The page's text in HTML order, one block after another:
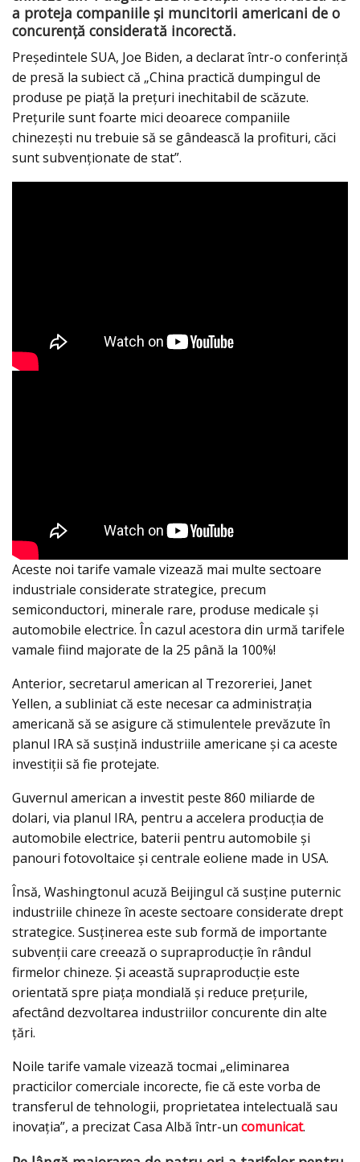
a proteja companiile şi muncitorii americani de o
concurență considerată incorectă.
Președintele SUA, Joe Biden, a declarat într-o conferință
de presă la subiect că „China practică dumpingul de
produse pe piață la prețuri inechitabil de scăzute.
Prețurile sunt foarte mici deoarece companiile
chinezești nu trebuie să se gândească la profituri, căci
sunt subvenționate de stat”.
Aceste noi tarife vamale vizează mai multe sectoare
industriale considerate strategice, precum
semiconductori, minerale rare, produse medicale şi
automobile electrice. În cazul acestora din urmă tarifele
vamale fiind majorate de la 25 până la 100%!
Anterior, secretarul american al Trezoreriei, Janet
Yellen, a subliniat că este necesar ca administrația
americană să se asigure că stimulentele prevăzute în
planul IRA să susţină industriile americane şi ca aceste
investiţii să fie protejate.
Guvernul american a investit peste 860 miliarde de
dolari, via planul IRA, pentru a accelera producţia de
automobile electrice, baterii pentru automobile şi
panouri fotovoltaice şi centrale eoliene made in USA.
Însă, Washingtonul acuză Beijingul că susţine puternic
industriile chineze în aceste sectoare considerate drept
strategice. Susținerea este sub formă de importante
subvenţii care creează o supraproducţie în rândul
firmelor chineze. Și această supraproducţie este
orientată spre piaţa mondială şi reduce preţurile,
afectând dezvoltarea industriilor concurente din alte
ţări.
Noile tarife vamale vizează tocmai „eliminarea
practicilor comerciale incorecte, fie că este vorba de
transferul de tehnologii, proprietatea intelectuală sau
inovaţia”, a precizat Casa Albă într-un comunicat.